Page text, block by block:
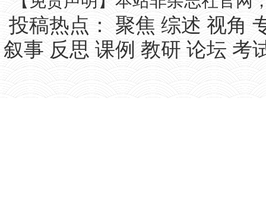
投稿热点：聚焦 综述 视角
叙事 反思 课例 教研 论坛 考